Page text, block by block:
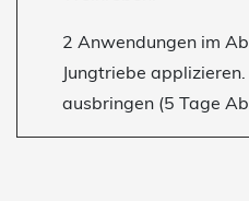
2 Anwendungen im
Jungtriebe
ausbringen (5 Tage